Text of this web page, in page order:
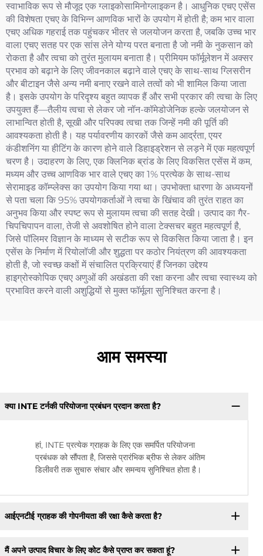
स्वाभाविक रूप से मौजूद एक ग्लाइकोसामिनोग्लाइकन है। आधुनिक एचए एसेंस
की विशेषता एचए के विभिन्न आणविक भारों के उपयोग में होती है; कम भार वाला
एचए अधिक गहराई तक पहुंचकर भीतर से जलयोजन करता है, जबकि उच्च भार
वाला एचए सतह पर एक सांस लेने योग्य परत बनाता है जो नमी के नुकसान को
रोकता है और त्वचा को तुरंत मुलायम बनाता है। प्रीमियम फॉर्मूलेशन में अक्सर
प्रभाव को बढ़ाने के लिए जीवनकाल बढ़ाने वाले एचए के साथ-साथ ग्लिसरीन
और बीटाइन जैसे अन्य नमी बनाए रखने वाले तत्वों को भी शामिल किया जाता
है। इसके उपयोग के परिदृश्य बहुत व्यापक हैं और सभी प्रकार की त्वचा के लिए
उपयुक्त हैं—तैलीय त्वचा से लेकर जो नॉन-कॉमेडोजेनिक हल्के जलयोजन से
लाभान्वित होती है, सूखी और परिपक्व त्वचा तक जिन्हें नमी की पूर्ति की
आवश्यकता होती है। यह पर्यावरणीय कारकों जैसे कम आर्द्रता, एयर
कंडीशनिंग या हीटिंग के कारण होने वाले डिहाइड्रेशन से लड़ने में एक महत्वपूर्ण
चरण है। उदाहरण के लिए, एक क्लिनिक ब्रांड के लिए विकसित एसेंस में कम,
मध्यम और उच्च आणविक भार वाले एचए का 1% प्रत्येक के साथ-साथ
सेरामाइड कॉम्प्लेक्स का उपयोग किया गया था। उपभोक्ता धारणा के अध्ययनों
से पता चला कि 95% उपयोगकर्ताओं ने त्वचा के खिंचाव की तुरंत राहत का
अनुभव किया और स्पष्ट रूप से मुलायम त्वचा की सतह देखी। उत्पाद का गैर-
चिपचिपापन वाला, तेजी से अवशोषित होने वाला टेक्सचर बहुत महत्वपूर्ण है,
जिसे पॉलिमर विज्ञान के माध्यम से सटीक रूप से विकसित किया जाता है। इन
एसेंस के निर्माण में रियोलॉजी और शुद्धता पर कठोर नियंत्रण की आवश्यकता
होती है, जो स्वच्छ कक्षों में संचालित प्रक्रियाएं हैं जिनका उद्देश्य
हाइग्रोस्कोपिक एचए अणुओं की अखंडता की रक्षा करना और त्वचा स्वास्थ्य को
प्रभावित करने वाली अशुद्धियों से मुक्त फॉर्मूला सुनिश्चित करना है।
आम समस्या
क्या INTE टर्नकी परियोजना प्रबंधन प्रदान करता है?
हां, INTE प्रत्येक ग्राहक के लिए एक समर्पित परियोजना
प्रबंधक को सौंपता है, जिससे प्रारंभिक ब्रीफ से लेकर अंतिम
डिलीवरी तक सुचारु संचार और समन्वय सुनिश्चित होता है।
आईएनटीई ग्राहक की गोपनीयता की रक्षा कैसे करता है?
मैं अपने उत्पाद विचार के लिए कोट कैसे प्राप्त कर सकता हूं?